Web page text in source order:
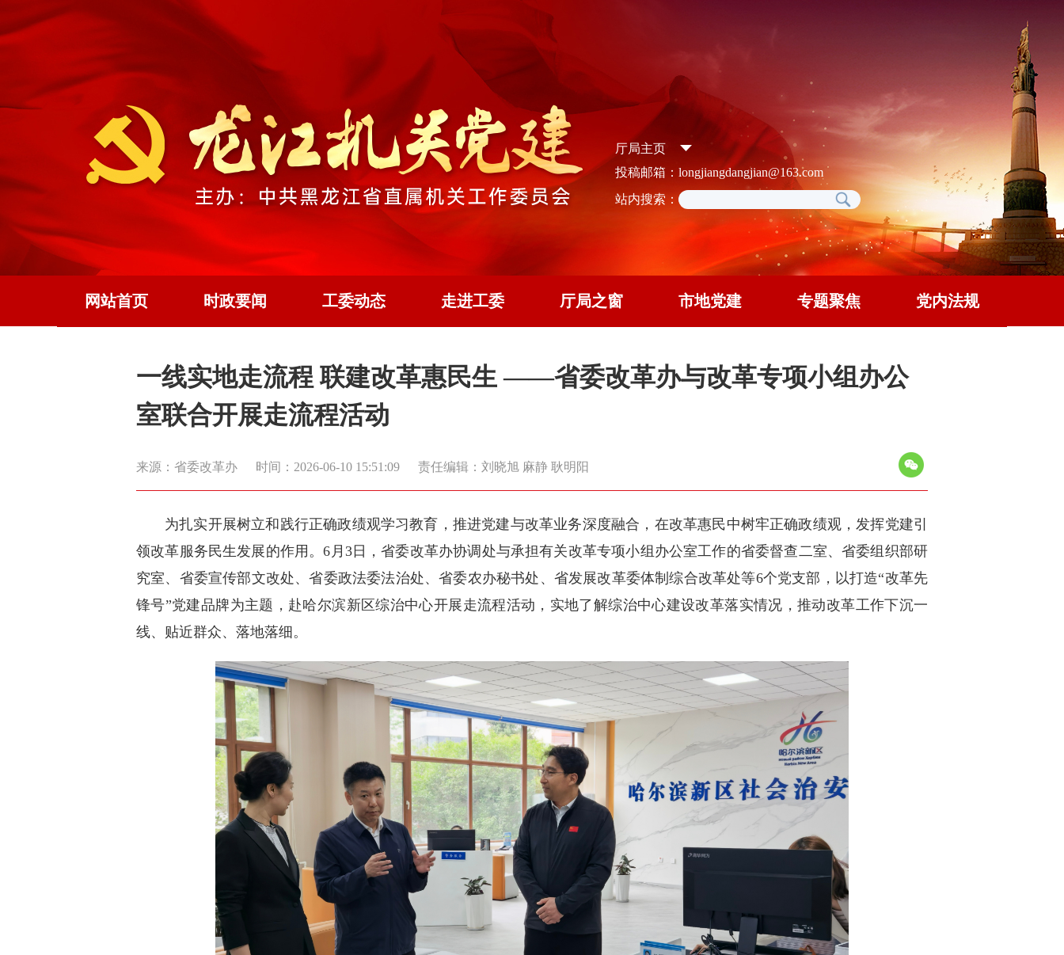
厅局主页
投稿邮箱：longjiangdangjian@163.com
站内搜索：
网站首页 时政要闻 工委动态 走进工委 厅局之窗 市地党建 专题聚焦 党内法规
一线实地走流程 联建改革惠民生 ——省委改革办与改革专项小组办公
室联合开展走流程活动
来源：省委改革办 时间：2026-06-10 15:51:09 责任编辑：刘晓旭 麻静 耿明阳
为扎实开展树立和践行正确政绩观学习教育，推进党建与改革业务深度融合，在改革惠民中树牢正确政绩观，发挥党建引
领改革服务民生发展的作用。6月3日，省委改革办协调处与承担有关改革专项小组办公室工作的省委督查二室、省委组织部研
究室、省委宣传部文改处、省委政法委法治处、省委农办秘书处、省发展改革委体制综合改革处等6个党支部，以打造“改革先
锋号”党建品牌为主题，赴哈尔滨新区综治中心开展走流程活动，实地了解综治中心建设改革落实情况，推动改革工作下沉一
线、贴近群众、落地落细。